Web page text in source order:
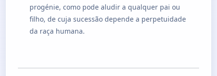
progénie, como pode aludir a qualquer pai ou
filho, de cuja sucessão depende a perpetuidade
da raça humana.